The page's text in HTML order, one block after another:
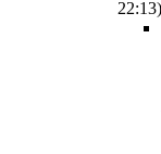
22:13)